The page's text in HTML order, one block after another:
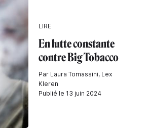
LIRE
En lutte constante
contre Big Tobacco
Par Laura Tomassini, Lex
Kleren
Publié le 13 juin 2024